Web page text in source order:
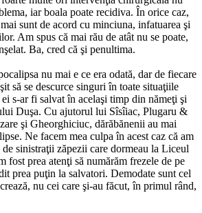
iar boala poate recidiva. În orice caz,
sunt de acord cu minciuna, infatuarea şi
Am spus că mai rău de atât nu se poate,
Ba, cred că şi penultima.
nu mai e ce era odată, dar de fiecare
să se descurce singuri în toate situaţiile
s-ar fi salvat în acelaşi timp din nămeţi şi
Duşa. Cu ajutorul lui Sîsîiac, Plugaru &
şi Gheorghiciuc, dărăbănenii au mai
Ne facem mea culpa în acest caz că am
sinistraţii zăpezii care dormeau la Liceul
fost prea atenţi să numărăm frezele de pe
prea puţin la salvatori. Demodate sunt cel
nu cei care şi-au făcut, în primul rând,